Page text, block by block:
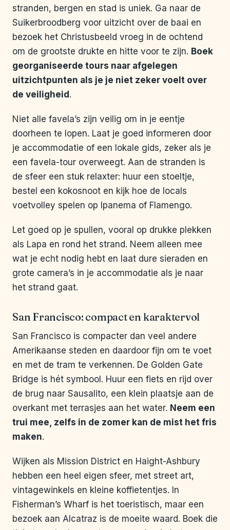
stranden, bergen en stad is uniek. Ga naar de
Suikerbroodberg voor uitzicht over de baai en
bezoek het Christusbeeld vroeg in de ochtend
om de grootste drukte en hitte voor te zijn. Boek
georganiseerde tours naar afgelegen
uitzichtpunten als je je niet zeker voelt over
de veiligheid .
Niet alle favela’s zijn veilig om in je eentje
doorheen te lopen. Laat je goed informeren door
je accommodatie of een lokale gids, zeker als je
een favela-tour overweegt. Aan de stranden is
de sfeer een stuk relaxter: huur een stoeltje,
bestel een kokosnoot en kijk hoe de locals
voetvolley spelen op Ipanema of Flamengo.
Let goed op je spullen, vooral op drukke plekken
als Lapa en rond het strand. Neem alleen mee
wat je echt nodig hebt en laat dure sieraden en
grote camera’s in je accommodatie als je naar
het strand gaat.
San Francisco: compact en karaktervol
San Francisco is compacter dan veel andere
Amerikaanse steden en daardoor fijn om te voet
en met de tram te verkennen. De Golden Gate
Bridge is hét symbool. Huur een fiets en rijd over
de brug naar Sausalito, een klein plaatsje aan de
overkant met terrasjes aan het water. Neem een
trui mee, zelfs in de zomer kan de mist het fris
maken.
Wijken als Mission District en Haight-Ashbury
hebben een heel eigen sfeer, met street art,
vintagewinkels en kleine koffietentjes. In
Fisherman’s Wharf is het toeristisch, maar een
bezoek aan Alcatraz is de moeite waard. Boek die